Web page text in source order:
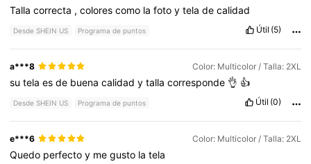
Tallacorrecta ,colorescomo lafotoyteladecalidad
Desde SHEIN US Programa de puntos Útil (5)
a***8 Color: Multicolor / Talla: 2XL
sutelaesde buenacalidadytallacorresponde 👌 👍
Desde SHEIN US Programa de puntos Útil (0)
e***6 Color: Multicolor / Talla: 2XL
Quedo perfectoy megusto latela